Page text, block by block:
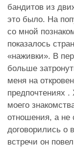
бандитов из
это было. На
со мной
показалось
«наживки». В
больше
меня на
предпочтениях
моего
отношения, а не
договорились о
встречи он